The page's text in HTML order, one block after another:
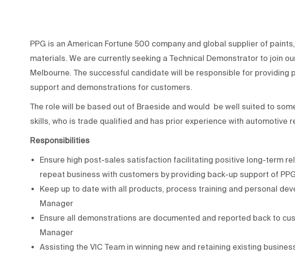
PPG is an American Fortune 500 company and global supplier of
materials. We are currently seeking a Technical Demonstrator to join
Melbourne. The successful candidate will be responsible for providing
support and demonstrations for customers.
The role will be based out of Braeside and would be well suited to
skills, who is trade qualified and has prior experience with automotive
Responsibilities
Ensure high post-sales satisfaction facilitating positive long-term
repeat business with customers by providing back-up support of
Keep up to date with all products, process training and personal
Manager
Ensure all demonstrations are documented and reported back to
Manager
Assisting the VIC Team in winning new and retaining existing